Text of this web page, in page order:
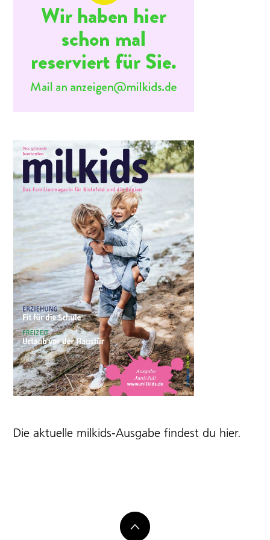
Die aktuelle milkids-Ausgabe findest du hier.